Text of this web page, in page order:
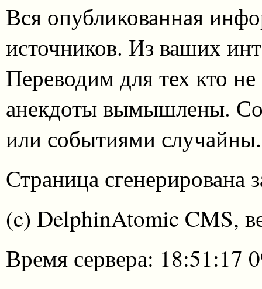
Вся опубликованная
источников. Из ваших
Переводим для тех кто
анекдоты вымышлены.
или событиями случайны.
Страница сгенерирована
(c) DelphinAtomic CMS,
Время сервера: 18:51:17